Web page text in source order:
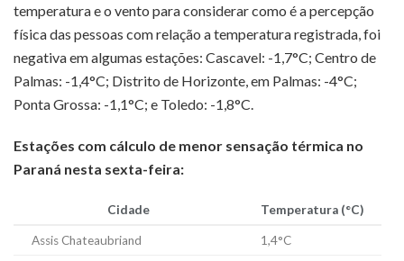
temperatura e o vento para considerar como é a percepção
física das pessoas com relação a temperatura registrada, foi
negativa em algumas estações: Cascavel: -1,7°C; Centro de
Palmas: -1,4°C; Distrito de Horizonte, em Palmas: -4°C;
Ponta Grossa: -1,1°C; e Toledo: -1,8°C.
Estações com cálculo de menor sensação térmica no
Paraná nesta sexta-feira:
Cidade Temperatura (°C)
Assis Chateaubriand 1,4°C